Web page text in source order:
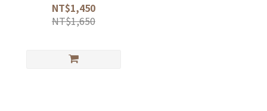
NT$1,450
NT$1,650